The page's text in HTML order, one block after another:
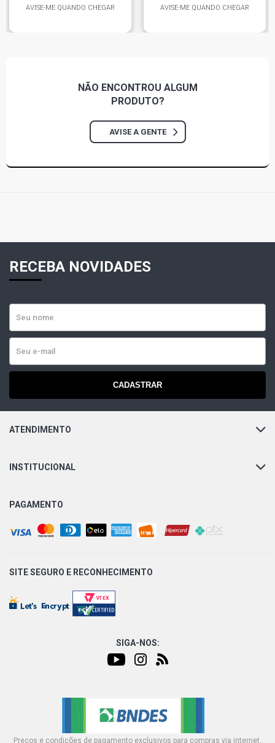
AVISE-ME QUANDO CHEGAR AVISE-ME QUANDO CHEGAR
NÃO ENCONTROU ALGUM
PRODUTO?
AVISE A GENTE
RECEBA NOVIDADES
CADASTRAR
ATENDIMENTO
INSTITUCIONAL
PAGAMENTO
SITE SEGURO E RECONHECIMENTO
SIGA-NOS:
Preços e condições de pagamento exclusivos para compras via internet,